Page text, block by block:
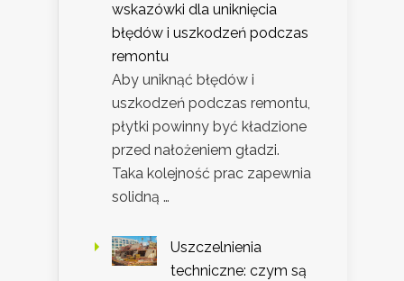
wskazówki dla uniknięcia
błędów i uszkodzeń podczas
remontu
Aby uniknąć błędów i
uszkodzeń podczas remontu,
płytki powinny być kładzione
przed nałożeniem gładzi.
Taka kolejność prac zapewnia
solidną …
Uszczelnienia
techniczne: czym są